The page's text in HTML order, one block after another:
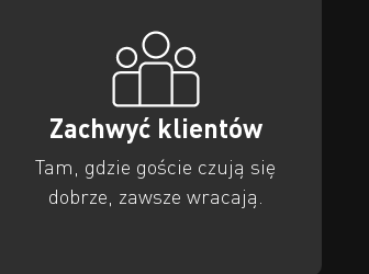
Zachwyć klientów
Tam, gdzie goście czują się
dobrze, zawsze wracają.